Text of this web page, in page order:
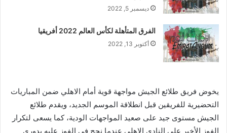
ديسمبر 5, 2022
الفرق المتأهلة لكأس العالم 2022 أفريقيا
أكتوبر 13, 2022
يخوض فريق طلائع الجيش مواجهة قوية أمام الاهلي ضمن المباريات
التحضيرية للفريقين قبل انطلاقة الموسم الجديد، ويقدم طلائع
الجيش مستوى جيد على صعيد المواجهات الودية، كما يسعى لتكرار
الفوز الأخير على النادي الاهلي عندما نجح في الفوز عليه بدوري